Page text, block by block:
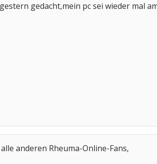
gedacht,mein pc sei wieder mal
anderen Rheuma-Online-Fans,